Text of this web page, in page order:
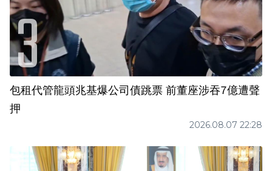
包租代管龍頭兆基爆公司債跳票 前董座涉吞7億遭聲
押
2026.08.07 22:28